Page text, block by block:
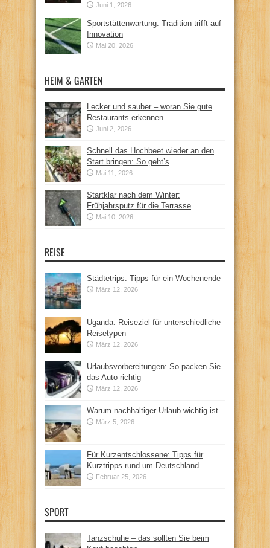
Juni 1, 2026
Sportstättenwartung: Tradition trifft auf
Innovation
Mai 20, 2026
HEIM & GARTEN
Lecker und sauber – woran Sie gute
Restaurants erkennen
Juni 2, 2026
Schnell das Hochbeet wieder an den
Start bringen: So geht’s
Mai 11, 2026
Startklar nach dem Winter:
Frühjahrsputz für die Terrasse
Mai 10, 2026
REISE
Städtetrips: Tipps für ein Wochenende
März 12, 2026
Uganda: Reiseziel für unterschiedliche
Reisetypen
März 12, 2026
Urlaubsvorbereitungen: So packen Sie
das Auto richtig
März 12, 2026
Warum nachhaltiger Urlaub wichtig ist
März 5, 2026
Für Kurzentschlossene: Tipps für
Kurztripps rund um Deutschland
Februar 25, 2026
SPORT
Tanzschuhe – das sollten Sie beim